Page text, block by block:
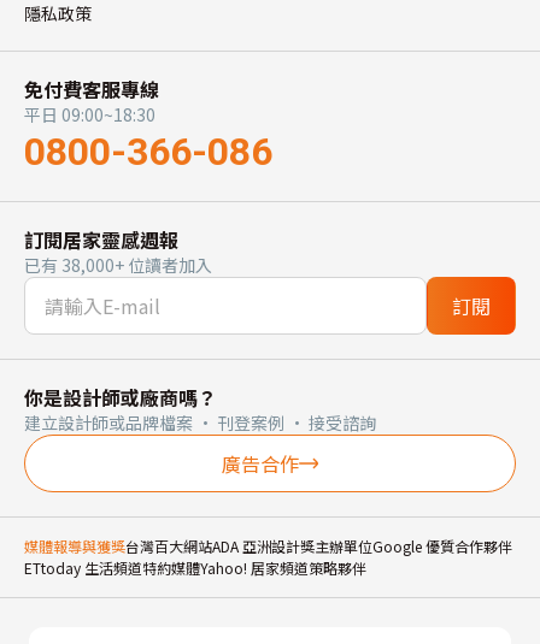
隱私政策
免付費客服專線
平日 09:00~18:30
0800-366-086
訂閱居家靈感週報
已有 38,000+ 位讀者加入
訂閱
你是設計師或廠商嗎？
建立設計師或品牌檔案 · 刊登案例 · 接受諮詢
廣告合作
媒體報導與獲獎台灣百大網站ADA 亞洲設計獎主辦單位Google 優質合作夥伴
ETtoday 生活頻道特約媒體Yahoo! 居家頻道策略夥伴